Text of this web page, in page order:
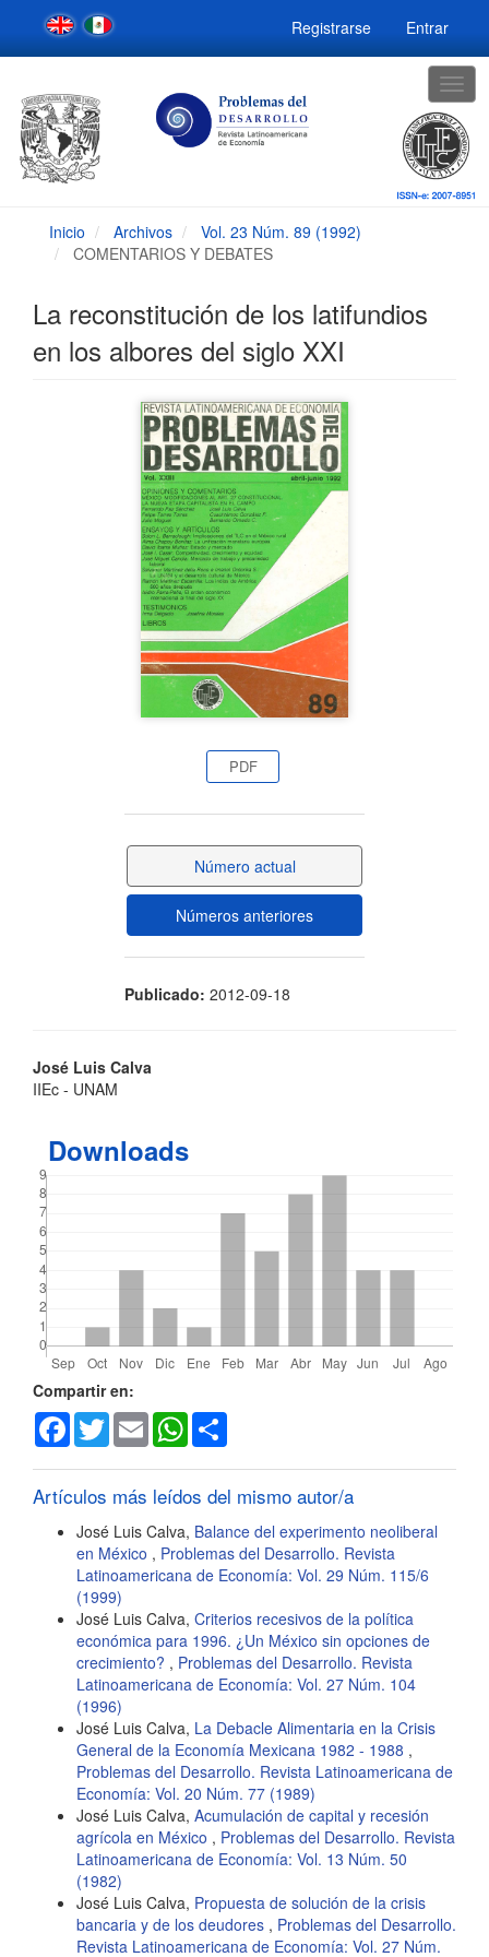
Navegación
principal
Contenido
Barra
lateral
Registrarse Entrar
Inicio Archivos
Vol. 23 Núm. 89 (1992)
COMENTARIOS Y DEBATES
La reconstitución de los latifundios
en los albores del siglo XXI
PDF
Número actual
Números anteriores
Publicado: 2012-09-18
Contenido
del
artículo
José Luis Calva
IIEc - UNAM
Downloads
Detalles
del
artículo
Compartir en:
Facebook
Twitter Email WhatsApp
Artículos más leídos del mismo autor/a
José Luis Calva, Balance del experimento neoliberal
en México , Problemas del Desarrollo. Revista
Latinoamericana de Economía: Vol. 29 Núm. 115/6
(1999)
José Luis Calva, Criterios recesivos de la política
económica para 1996. ¿Un México sin opciones de
crecimiento? , Problemas del Desarrollo. Revista
Latinoamericana de Economía: Vol. 27 Núm. 104
(1996)
José Luis Calva, La Debacle Alimentaria en la Crisis
General de la Economía Mexicana 1982 - 1988 ,
Problemas del Desarrollo. Revista Latinoamericana de
Economía: Vol. 20 Núm. 77 (1989)
José Luis Calva, Acumulación de capital y recesión
agrícola en México , Problemas del Desarrollo. Revista
Latinoamericana de Economía: Vol. 13 Núm. 50
(1982)
José Luis Calva, Propuesta de solución de la crisis
bancaria y de los deudores , Problemas del Desarrollo.
Revista Latinoamericana de Economía: Vol. 27 Núm.